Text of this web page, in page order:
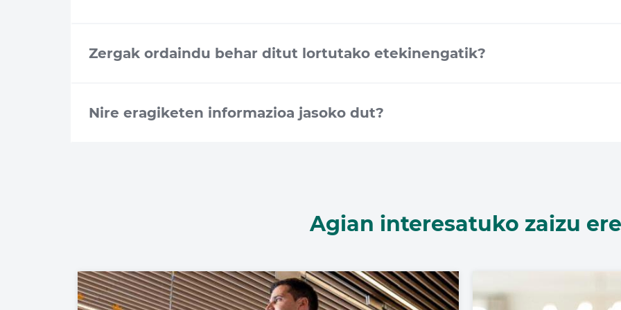
Zergak ordaindu behar ditut lortutako etekinengatik?
Nire eragiketen informazioa jasoko dut?
Agian interesatuko zaizu ere